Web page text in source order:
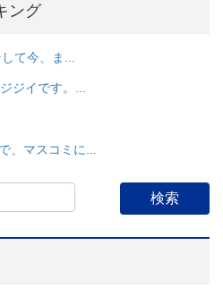
ング
て今、ま...
ジイです。...
、マスコミに...